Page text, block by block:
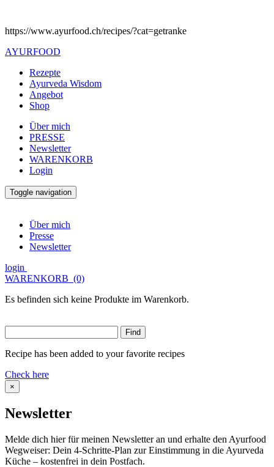
https://www.ayurfood.ch/recipes/?cat=getranke
AYURFOOD
Rezepte
Ayurveda Wisdom
Angebot
Shop
Über mich
PRESSE
Newsletter
WARENKORB
Login
Toggle navigation
Über mich
Presse
Newsletter
login
WARENKORB (0)
Es befinden sich keine Produkte im Warenkorb.
Recipe has been added to your favorite recipes
Check here
×
Newsletter
Melde dich hier für meinen Newsletter an und erhalte den Ayurfood
Wegweiser: Dein 4-Schritte-Plan zur Einstimmung in die Ayurveda
Küche – kostenfrei in dein Postfach.